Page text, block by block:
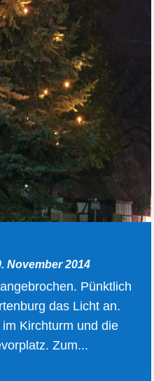
November 2014
Pünktlich
das Licht an.
Kirchturm und die
Zum...